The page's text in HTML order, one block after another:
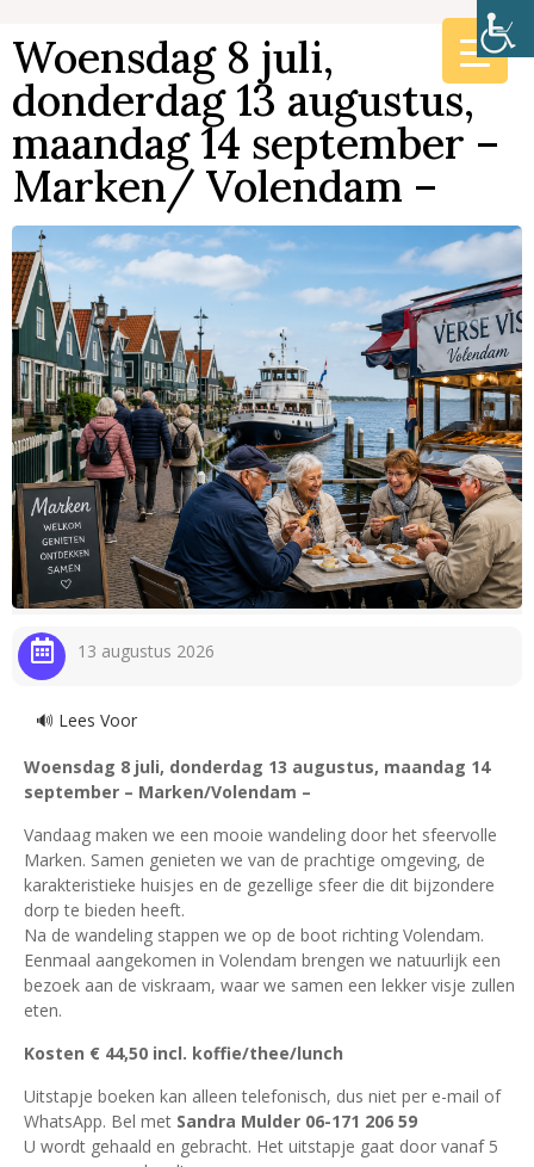
Woensdag 8 juli,
donderdag 13 augustus,
maandag 14 september –
Marken/ Volendam –
13 augustus 2026
🔊 Lees Voor
Woensdag 8 juli, donderdag 13 augustus, maandag 14
september – Marken/Volendam –
Vandaag maken we een mooie wandeling door het sfeervolle
Marken. Samen genieten we van de prachtige omgeving, de
karakteristieke huisjes en de gezellige sfeer die dit bijzondere
dorp te bieden heeft.
Na de wandeling stappen we op de boot richting Volendam.
Eenmaal aangekomen in Volendam brengen we natuurlijk een
bezoek aan de viskraam, waar we samen een lekker visje zullen
eten.
Kosten € 44,50 incl. koffie/thee/lunch
Uitstapje boeken kan alleen telefonisch, dus niet per e-mail of
WhatsApp. Bel met Sandra Mulder 06-171 206 59
U wordt gehaald en gebracht. Het uitstapje gaat door vanaf 5